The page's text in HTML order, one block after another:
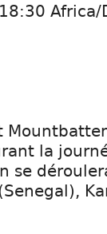
18:30 Africa/
la
se